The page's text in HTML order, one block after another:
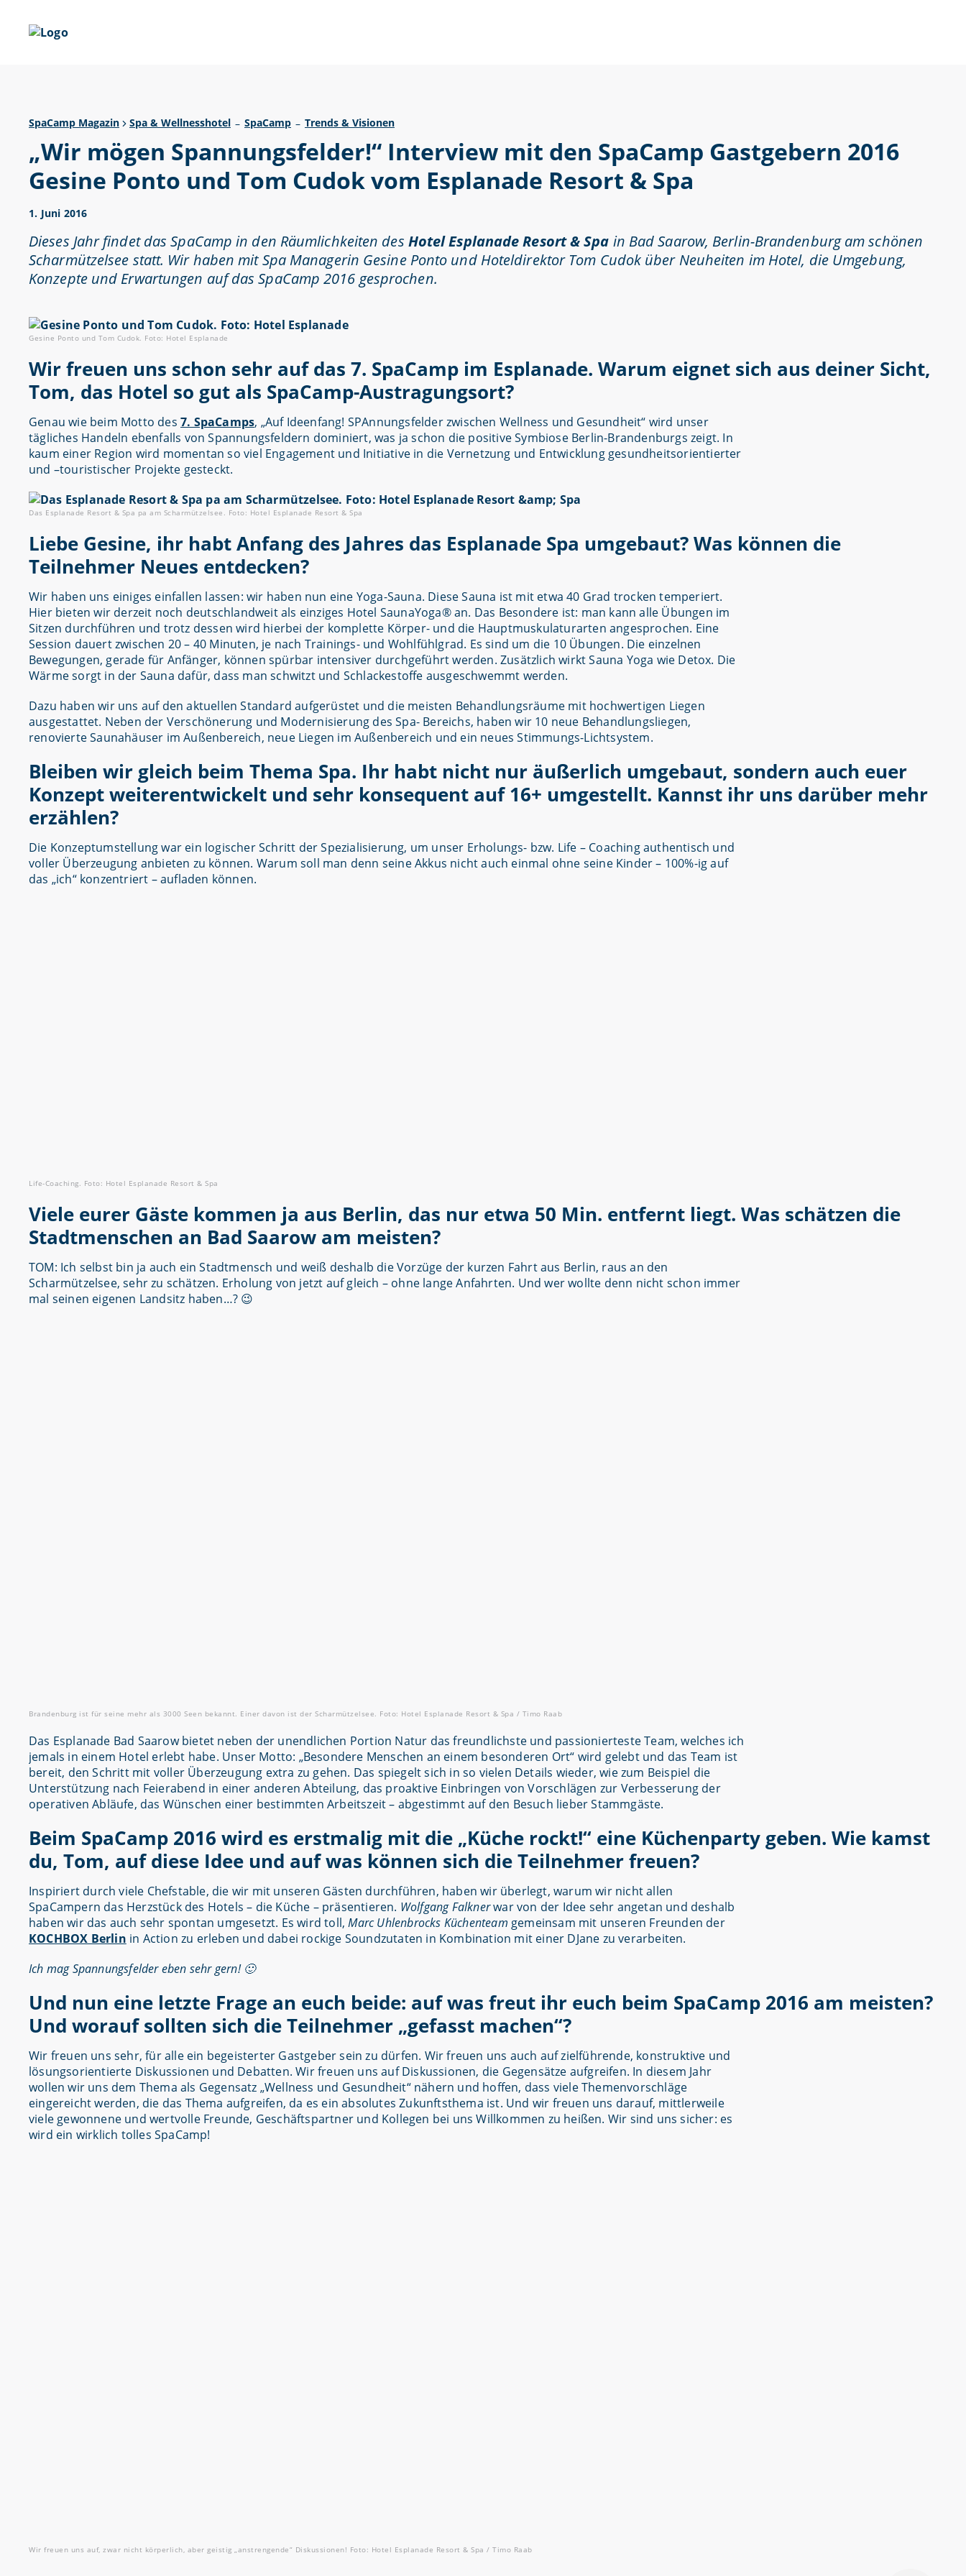
SpaCamp Magazin Spa & Wellnesshotel – SpaCamp – Trends & Visionen
„Wir mögen Spannungsfelder!“ Interview mit den SpaCamp Gastgebern 2016
Gesine Ponto und Tom Cudok vom Esplanade Resort & Spa
1. Juni 2016
Dieses Jahr findet das SpaCamp in den Räumlichkeiten des Hotel Esplanade Resort & Spa in Bad Saarow, Berlin-Brandenburg am schönen
Scharmützelsee statt. Wir haben mit Spa Managerin Gesine Ponto und Hoteldirektor Tom Cudok über Neuheiten im Hotel, die Umgebung,
Konzepte und Erwartungen auf das SpaCamp 2016 gesprochen.
Gesine Ponto und Tom Cudok. Foto: Hotel Esplanade
Wir freuen uns schon sehr auf das 7. SpaCamp im Esplanade. Warum eignet sich aus deiner Sicht,
Tom, das Hotel so gut als SpaCamp-Austragungsort?
Genau wie beim Motto des 7. SpaCamps, „Auf Ideenfang! SPAnnungsfelder zwischen Wellness und Gesundheit“ wird unser
tägliches Handeln ebenfalls von Spannungsfeldern dominiert, was ja schon die positive Symbiose Berlin-Brandenburgs zeigt. In
kaum einer Region wird momentan so viel Engagement und Initiative in die Vernetzung und Entwicklung gesundheitsorientierter
und –touristischer Projekte gesteckt.
Das Esplanade Resort & Spa pa am Scharmützelsee. Foto: Hotel Esplanade Resort & Spa
Liebe Gesine, ihr habt Anfang des Jahres das Esplanade Spa umgebaut? Was können die
Teilnehmer Neues entdecken?
Wir haben uns einiges einfallen lassen: wir haben nun eine Yoga-Sauna. Diese Sauna ist mit etwa 40 Grad trocken temperiert.
Hier bieten wir derzeit noch deutschlandweit als einziges Hotel SaunaYoga® an. Das Besondere ist: man kann alle Übungen im
Sitzen durchführen und trotz dessen wird hierbei der komplette Körper- und die Hauptmuskulaturarten angesprochen. Eine
Session dauert zwischen 20 – 40 Minuten, je nach Trainings- und Wohlfühlgrad. Es sind um die 10 Übungen. Die einzelnen
Bewegungen, gerade für Anfänger, können spürbar intensiver durchgeführt werden. Zusätzlich wirkt Sauna Yoga wie Detox. Die
Wärme sorgt in der Sauna dafür, dass man schwitzt und Schlackestoffe ausgeschwemmt werden.
Dazu haben wir uns auf den aktuellen Standard aufgerüstet und die meisten Behandlungsräume mit hochwertigen Liegen
ausgestattet. Neben der Verschönerung und Modernisierung des Spa- Bereichs, haben wir 10 neue Behandlungsliegen,
renovierte Saunahäuser im Außenbereich, neue Liegen im Außenbereich und ein neues Stimmungs-Lichtsystem.
Bleiben wir gleich beim Thema Spa. Ihr habt nicht nur äußerlich umgebaut, sondern auch euer
Konzept weiterentwickelt und sehr konsequent auf 16+ umgestellt. Kannst ihr uns darüber mehr
erzählen?
Die Konzeptumstellung war ein logischer Schritt der Spezialisierung, um unser Erholungs- bzw. Life – Coaching authentisch und
voller Überzeugung anbieten zu können. Warum soll man denn seine Akkus nicht auch einmal ohne seine Kinder – 100%-ig auf
das „ich“ konzentriert – aufladen können.
Life-Coaching. Foto: Hotel Esplanade Resort & Spa
Viele eurer Gäste kommen ja aus Berlin, das nur etwa 50 Min. entfernt liegt. Was schätzen die
Stadtmenschen an Bad Saarow am meisten?
TOM: Ich selbst bin ja auch ein Stadtmensch und weiß deshalb die Vorzüge der kurzen Fahrt aus Berlin, raus an den
Scharmützelsee, sehr zu schätzen. Erholung von jetzt auf gleich – ohne lange Anfahrten. Und wer wollte denn nicht schon immer
mal seinen eigenen Landsitz haben…? 😉
Brandenburg ist für seine mehr als 3000 Seen bekannt. Einer davon ist der Scharmützelsee. Foto: Hotel Esplanade Resort & Spa / Timo Raab
Das Esplanade Bad Saarow bietet neben der unendlichen Portion Natur das freundlichste und passionierteste Team, welches ich
jemals in einem Hotel erlebt habe. Unser Motto: „Besondere Menschen an einem besonderen Ort“ wird gelebt und das Team ist
bereit, den Schritt mit voller Überzeugung extra zu gehen. Das spiegelt sich in so vielen Details wieder, wie zum Beispiel die
Unterstützung nach Feierabend in einer anderen Abteilung, das proaktive Einbringen von Vorschlägen zur Verbesserung der
operativen Abläufe, das Wünschen einer bestimmten Arbeitszeit – abgestimmt auf den Besuch lieber Stammgäste.
Beim SpaCamp 2016 wird es erstmalig mit die „Küche rockt!“ eine Küchenparty geben. Wie kamst
du, Tom, auf diese Idee und auf was können sich die Teilnehmer freuen?
Inspiriert durch viele Chefstable, die wir mit unseren Gästen durchführen, haben wir überlegt, warum wir nicht allen
SpaCampern das Herzstück des Hotels – die Küche – präsentieren. Wolfgang Falknerwar von der Idee sehr angetan und deshalb
haben wir das auch sehr spontan umgesetzt. Es wird toll,Marc Uhlenbrocks Küchenteam gemeinsam mit unseren Freunden der
KOCHBOX Berlin in Action zu erleben und dabei rockige Soundzutaten in Kombination mit einer DJane zu verarbeiten.
Ich mag Spannungsfelder eben sehr gern! 🙂
Und nun eine letzte Frage an euch beide: auf was freut ihr euch beim SpaCamp 2016 am meisten?
Und worauf sollten sich die Teilnehmer „gefasst machen“?
Wir freuen uns sehr, für alle ein begeisterter Gastgeber sein zu dürfen. Wir freuen uns auch auf zielführende, konstruktive und
lösungsorientierte Diskussionen und Debatten. Wir freuen uns auf Diskussionen, die Gegensätze aufgreifen. In diesem Jahr
wollen wir uns dem Thema als Gegensatz „Wellness und Gesundheit“ nähern und hoffen, dass viele Themenvorschläge
eingereicht werden, die das Thema aufgreifen, da es ein absolutes Zukunftsthema ist. Und wir freuen uns darauf, mittlerweile
viele gewonnene und wertvolle Freunde, Geschäftspartner und Kollegen bei uns Willkommen zu heißen. Wir sind uns sicher: es
wird ein wirklich tolles SpaCamp!
Wir freuen uns auf, zwar nicht körperlich, aber geistig „anstrengende“ Diskussionen! Foto: Hotel Esplanade Resort & Spa / Timo Raab